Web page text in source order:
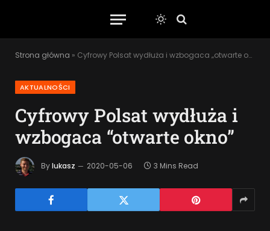
Strona główna » Cyfrowy Polsat wydłuża i wzbogaca „otwarte okno”
AKTUALNOŚCI
Cyfrowy Polsat wydłuża i
wzbogaca “otwarte okno”
Bylukasz 2020-05-06 3 Mins Read